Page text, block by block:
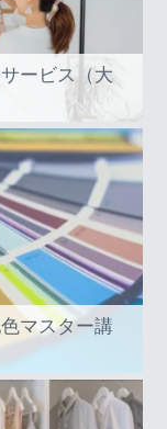
ービス（大
マスター講